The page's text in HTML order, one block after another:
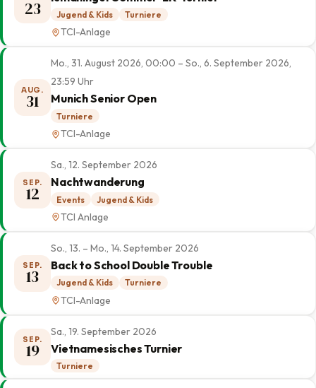
23 Jugend & Kids Turniere
TCI-Anlage
AUG.
31
Mo., 31. August 2026, 00:00 – So., 6. September 2026,
23:59 Uhr
Munich Senior Open
Turniere
TCI-Anlage
SEP.
12
Sa., 12. September 2026
Nachtwanderung
Events Jugend & Kids
TCI Anlage
SEP.
13
So., 13. – Mo., 14. September 2026
Back to School Double Trouble
Jugend & Kids Turniere
TCI-Anlage
SEP.
19
Sa., 19. September 2026
Vietnamesisches Turnier
Turniere